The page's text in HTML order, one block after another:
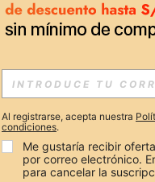
RECIBIR OFERTAS
Al registrarse, acepta nuestra
condiciones.
Me gustaría recibir
por correo electrónico.
para cancelar la